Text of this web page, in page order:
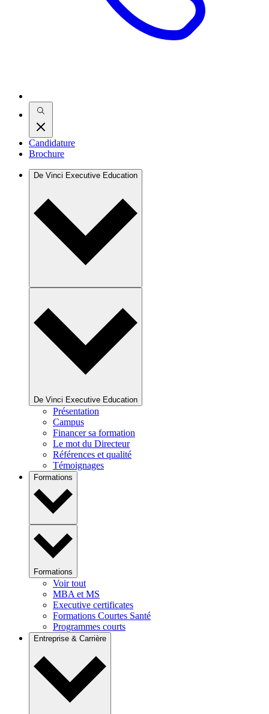
Candidature
Brochure
De Vinci Executive Education
De Vinci Executive Education
Présentation
Campus
Financer sa formation
Le mot du Directeur
Références et qualité
Témoignages
Formations
Formations
Voir tout
MBA et MS
Executive certificates
Formations Courtes Santé
Programmes courts
Entreprise & Carrière